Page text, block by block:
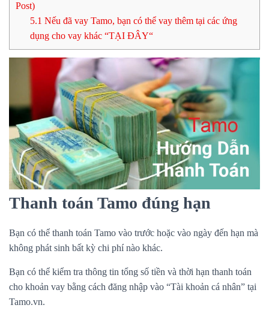
Post)
5.1 Nếu đã vay Tamo, bạn có thể vay thêm tại các ứng
dụng cho vay khác “TẠI ĐÂY“
Thanh toán Tamo đúng hạn
Bạn có thể thanh toán Tamo vào trước hoặc vào ngày đến hạn mà
không phát sinh bất kỳ chi phí nào khác.
Bạn có thể kiểm tra thông tin tổng số tiền và thời hạn thanh toán
cho khoản vay bằng cách đăng nhập vào “Tài khoản cá nhân” tại
Tamo.vn.